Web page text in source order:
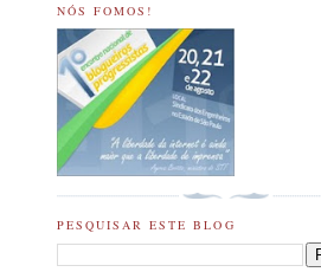
NÓS FOMOS!
PESQUISAR ESTE BLOG